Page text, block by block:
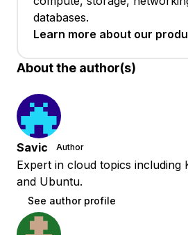
databases.
Learn more about our
About the author(s)
Savic Author
Expert in cloud topics including
and Ubuntu.
See author profile